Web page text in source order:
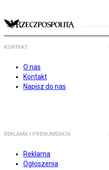
KONTAKT
O nas
Kontakt
Napisz do nas
REKLAMA I PRENUMERATA
Reklama
Ogłoszenia